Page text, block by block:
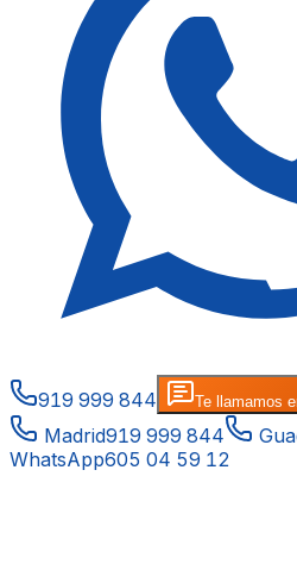
919 999 844 Te llamamos
Madrid919 999 844
WhatsApp605 04 59 12